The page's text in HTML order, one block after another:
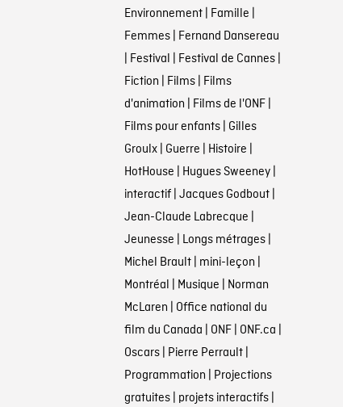
Environnement| Famille |
Femmes| Fernand Dansereau
| Festival | Festival de Cannes|
Fiction | Films| Films
d'animation | Films de l'ONF|
Films pour enfants| Gilles
Groulx| Guerre | Histoire |
HotHouse | Hugues Sweeney|
interactif| Jacques Godbout|
Jean-Claude Labrecque |
Jeunesse | Longs métrages|
Michel Brault| mini-leçon |
Montréal | Musique | Norman
McLaren | Office national du
film du Canada | ONF| ONF.ca |
Oscars| Pierre Perrault|
Programmation | Projections
gratuites| projets interactifs|